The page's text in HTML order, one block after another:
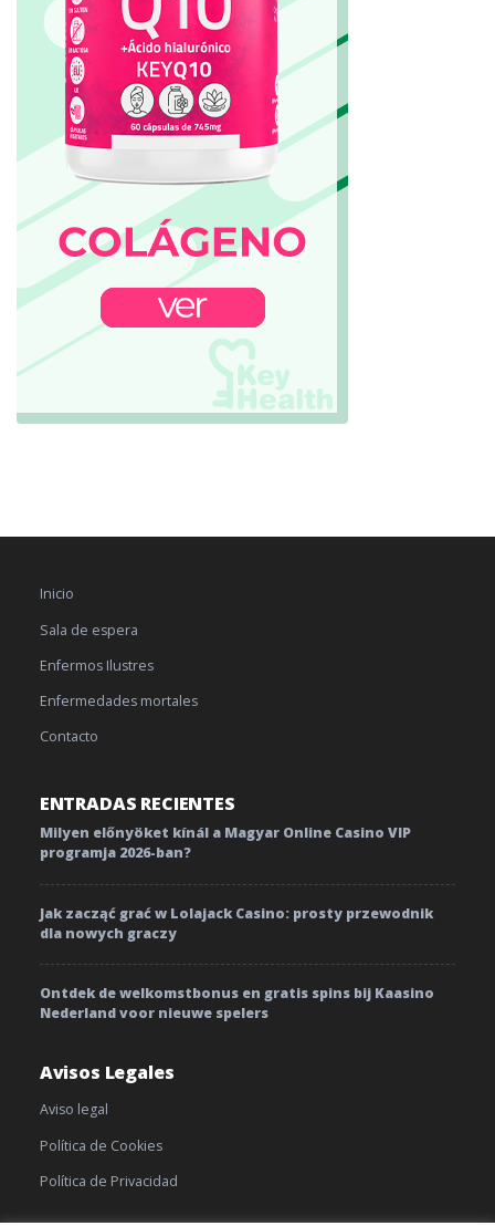
Inicio
Sala de espera
Enfermos Ilustres
Enfermedades mortales
Contacto
ENTRADAS RECIENTES
Milyen előnyöket kínál a Magyar Online Casino VIP
programja 2026-ban?
Jak zacząć grać w Lolajack Casino: prosty przewodnik
dla nowych graczy
Ontdek de welkomstbonus en gratis spins bij Kaasino
Nederland voor nieuwe spelers
Avisos Legales
Aviso legal
Política de Cookies
Política de Privacidad